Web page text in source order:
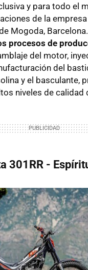
y para todo el
de la
Mogoda,
procesos de
del motor,
del
y el basculante,
niveles de calidad
301RR -